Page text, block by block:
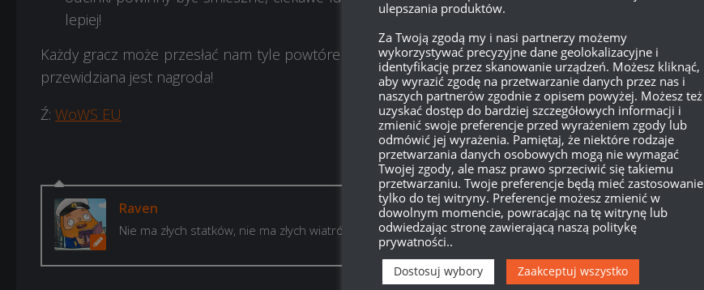
lepiej!
Każdy gracz może przesłać nam tyle powtórek, ile chce. Za każdą powtórkę wybraną do programu
przewidziana jest nagroda!
Ź: WoWS EU
Raven
Nie ma złych statków, nie ma złych wiatrów, są tylko kiepscy kapitanowie. A więc - Na Stanowiska!
ulepszania produktów.
Za Twoją zgodą my i nasi partnerzy możemy
wykorzystywać precyzyjne dane geolokalizacyjne i
identyfikację przez skanowanie urządzeń. Możesz kliknąć,
aby wyrazić zgodę na przetwarzanie danych przez nas i
naszych partnerów zgodnie z opisem powyżej. Możesz też
uzyskać dostęp do bardziej szczegółowych informacji i
zmienić swoje preferencje przed wyrażeniem zgody lub
odmówić jej wyrażenia. Pamiętaj, że niektóre rodzaje
przetwarzania danych osobowych mogą nie wymagać
Twojej zgody, ale masz prawo sprzeciwić się takiemu
przetwarzaniu. Twoje preferencje będą mieć zastosowanie
tylko do tej witryny. Preferencje możesz zmienić w
dowolnym momencie, powracając na tę witrynę lub
odwiedzając stronę zawierającą naszą politykę
prywatności..
Dostosuj wybory Zaakceptuj wszystko